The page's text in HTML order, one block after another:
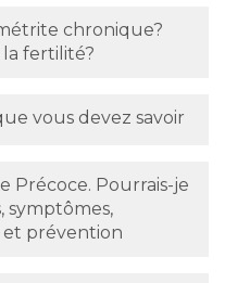
chronique?
fertilité?
vous devez savoir
Précoce. Pourrais-je
symptômes,
et prévention